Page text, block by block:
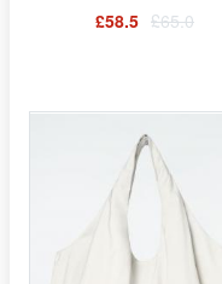
£58.5 £65.0